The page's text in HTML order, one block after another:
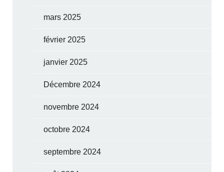
mars 2025
février 2025
janvier 2025
Décembre 2024
novembre 2024
octobre 2024
septembre 2024